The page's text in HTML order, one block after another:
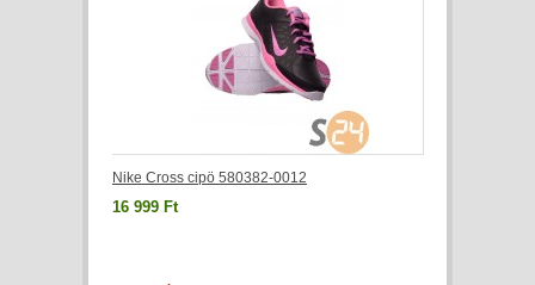
Nike Cross cipö 580382-0012
16 999 Ft